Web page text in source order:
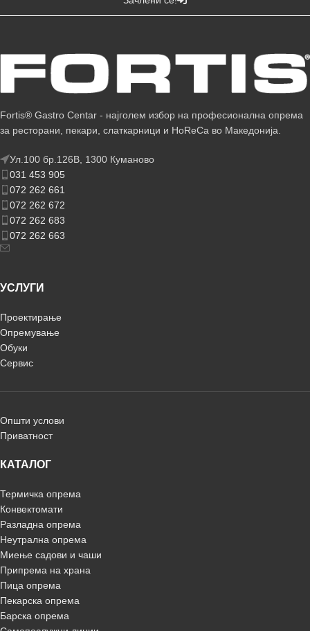
Fortis® Gastro Centar - најголем избор на професионална опрема
за ресторани, пекари, слаткарници и HoReCa во Македонија.
Ул.100 бр.126В, 1300 Куманово
031 453 905
072 262 661
072 262 672
072 262 683
072 262 663
УСЛУГИ
Проектирање
Опремување
Обуки
Сервис
Општи услови
Приватност
КАТАЛОГ
Термичка опрема
Конвектомати
Разладна опрема
Неутрална опрема
Миење садови и чаши
Припрема на храна
Пица опрема
Пекарска опрема
Барска опрема